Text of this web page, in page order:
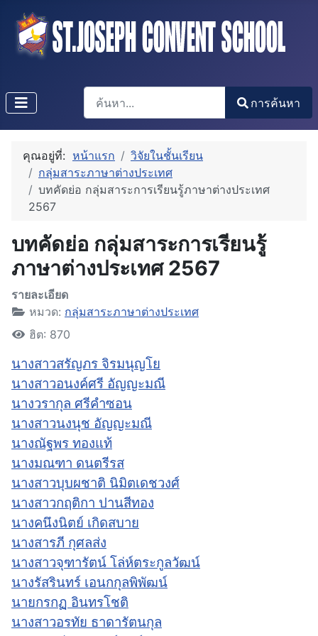
การค้นหา
Type 2 or more characters for results.
การค้นหา
คุณอยู่ที่: หน้าแรก
วิจัยในชั้นเรียน
กลุ่มสาระภาษาต่างประเทศ
บทคัดย่อ กลุ่มสาระการเรียนรู้ภาษาต่างประเทศ
2567
บทคัดย่อ กลุ่มสาระการเรียนรู้
ภาษาต่างประเทศ 2567
รายละเอียด
หมวด: กลุ่มสาระภาษาต่างประเทศ
ฮิต: 870
นางสาวสรัญภร จิรมนุญโย
นางสาวอนงค์ศรี อัญญะมณี
นางวรากุล ศรีคำซอน
นางสาวนงนุช อัญญะมณี
นางณัฐพร ทองแท้
นางมณฑา ดนตรีรส
นางสาวบุบผชาติ นิมิตเดชวงศ์
นางสาวกฤติกา ปานสีทอง
นางคนึงนิตย์ เกิดสบาย
นางสารภี กุศลส่ง
นางสาวจุฑารัตน์ โล่ห์ตระกูลวัฒน์
นางรัสรินทร์ เอนกกุลพิพัฒน์
นายกรกฏ อินทรโชติ
นางสาวอรทัย ธาดารัตนกุล